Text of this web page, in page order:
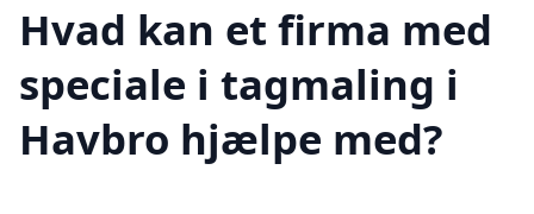
Hvad kan et firma med
speciale i tagmaling i
Havbro hjælpe med?